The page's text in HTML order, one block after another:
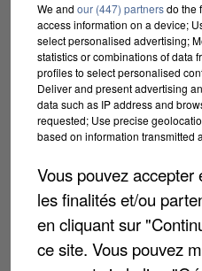
We and our (447) partnersdo the
access information on a device;
select personalised advertising;
statistics or combinations of data
profiles to select personalised
Deliver and present advertising
data such as IP address and
requested; Use precise
based on information transmitted
Vous pouvez
les finalités et/ou
en cliquant sur
ce site. Vous pouvez